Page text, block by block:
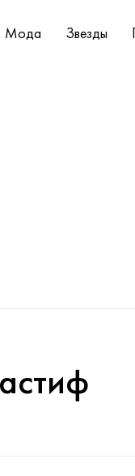
Мода Звезды